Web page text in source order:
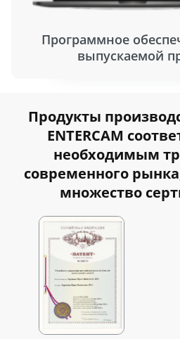
Программное
выпускаемой
Продукты
ENTERCAM
необходимым
современного
множество